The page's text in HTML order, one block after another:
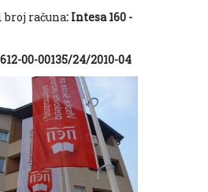
broj računa: Intesa 160 -
612-00-00135/24/2010-04